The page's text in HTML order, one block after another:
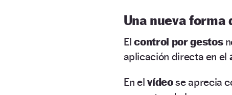
Una nueva
Elcontrol por gestos
aplicación directa en el
En elvídeose aprecia